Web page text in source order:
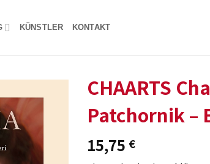
KÜNSTLER KONTAKT
CHAARTS
Patchornik –
15,75 €